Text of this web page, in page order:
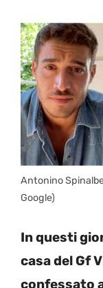
Antonino
Google)
In questi
casa del Gf
confessato